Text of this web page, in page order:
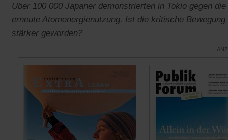
Über 100 000 Japaner demonstrierten in Tokio gegen die
erneute Atomenergienutzung. Ist die kritische Bewegung
stärker geworden?